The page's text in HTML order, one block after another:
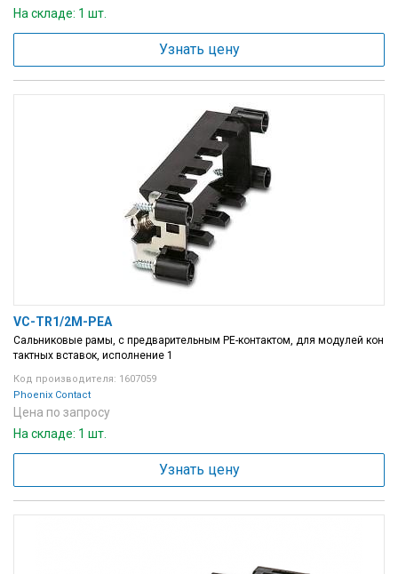
На складе: 1 шт.
Узнать цену
VC-TR1/2M-PEA
Сальниковые рамы, с предварительным PE-контактом, для модулей кон
тактных вставок, исполнение 1
Код производителя: 1607059
Phoenix Contact
Цена по запросу
На складе: 1 шт.
Узнать цену